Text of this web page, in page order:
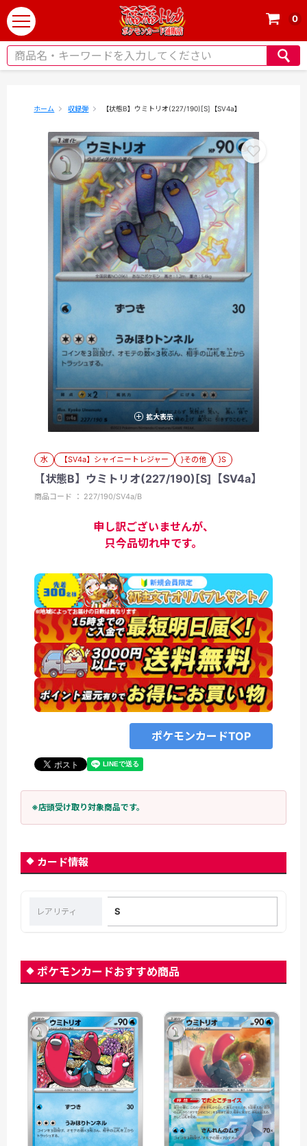
t
o
g
0
ホーム 収録弾 【状態B】ウミトリオ(227/190)[S]【SV4a】
拡大表示
水 【SV4a】シャイニートレジャー }その他 }S
【状態B】ウミトリオ(227/190)[S]【SV4a】
商品コード ： 227/190/SV4a/B
申し訳ございませんが、
只今品切れ中です。
ポケモンカードTOP
※店頭受け取り対象商品です。
カード情報
レアリティ S
ポケモンカードおすすめ商品